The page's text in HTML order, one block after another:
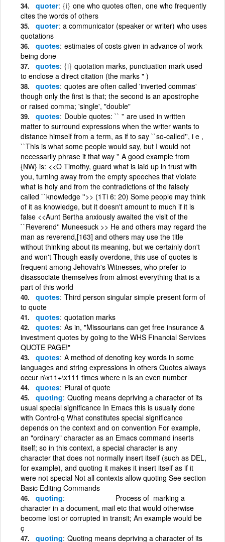
quoter {i} one who quotes often, one who frequently
cites the words of others
quoter a communicator (speaker or writer) who uses
quotations
quotes estimates of costs given in advance of work
being done
quotes {i} quotation marks, punctuation mark used
to enclose a direct citation (the marks " )
quotes quotes are often called 'inverted commas'
though only the first is that; the second is an apostrophe
or raised comma; 'single', "double"
quotes Double quotes: `` '' are used in written
matter to surround expressions when the writer wants to
distance himself from a term, as if to say ``so-called'', i e ,
``This is what some people would say, but I would not
necessarily phrase it that way '' A good example from
{NW} is: <<O Timothy, guard what is laid up in trust with
you, turning away from the empty speeches that violate
what is holy and from the contradictions of the falsely
called ``knowledge ''>> (1Ti 6: 20) Some people may think
of it as knowledge, but it doesn't amount to much if it is
false <<Aunt Bertha anxiously awaited the visit of the
``Reverend'' Muneesuck >> He and others may regard the
man as reverend,[163] and others may use the title
without thinking about its meaning, but we certainly don't
and won't Though easily overdone, this use of quotes is
frequent among Jehovah's Witnesses, who prefer to
disassociate themselves from almost everything that is a
part of this world
quotes Third person singular simple present form of
to quote
quotes quotation marks
quotes As in, "Missourians can get free insurance &
investment quotes by going to the WHS Financial Services
QUOTE PAGE!"
quotes A method of denoting key words in some
languages and string expressions in others Quotes always
occur n\x11+\x111 times where n is an even number
quotes Plural of quote
quoting Quoting means depriving a character of its
usual special significance In Emacs this is usually done
with Control-q What constitutes special significance
depends on the context and on convention For example,
an "ordinary" character as an Emacs command inserts
itself; so in this context, a special character is any
character that does not normally insert itself (such as DEL,
for example), and quoting it makes it insert itself as if it
were not special Not all contexts allow quoting See section
Basic Editing Commands
quoting
Process of marking a
character in a document, mail etc that would otherwise
become lost or corrupted in transit; An example would be
ç
quoting Quoting means depriving a character of its